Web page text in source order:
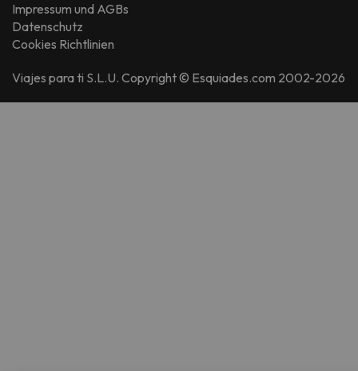
Impressum und AGBs
Datenschutz
Cookies Richtlinien
Viajes para ti S.L.U. Copyright © Esquiades.com 2002-2026